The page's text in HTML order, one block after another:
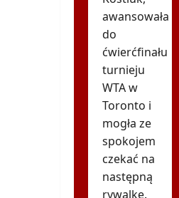
awansowała
do
ćwierćfinału
turnieju
WTA w
Toronto i
mogła ze
spokojem
czekać na
następną
rywalkę.